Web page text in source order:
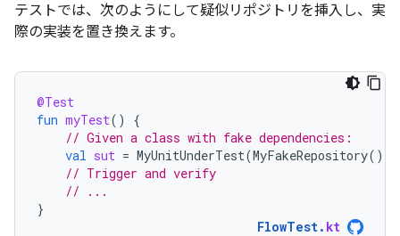
テストでは、次のようにして疑似リポジトリを挿入し、実
際の実装を置き換えます。
@Test
fun myTest()
{
// Given a class with fake dependencies:
val sut = MyUnitUnderTest(MyFakeRepository())
// Trigger and verify
// ...
}
FlowTest. kt